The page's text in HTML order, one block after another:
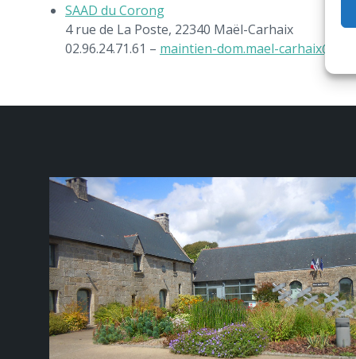
SAAD du Corong
4 rue de La Poste, 22340 Maël-Carhaix
02.96.24.71.61 – maintien-dom.mael-